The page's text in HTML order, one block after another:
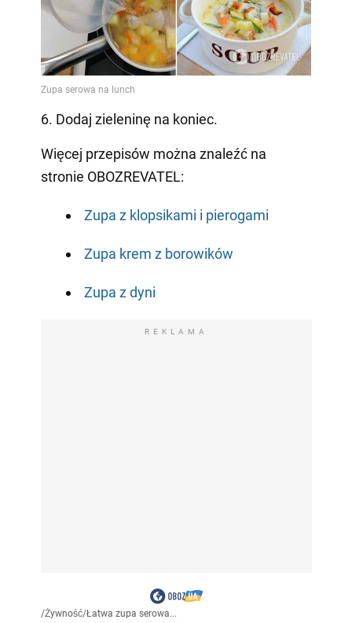
6. Dodaj zieleninę na koniec.
Więcej przepisów można znaleźć na
stronie OBOZREVATEL:
Zupa z klopsikami i pierogami
Zupa krem z borowików
Zupa z dyni
REKLAMA
/Żywność/Łatwa zupa serowa...